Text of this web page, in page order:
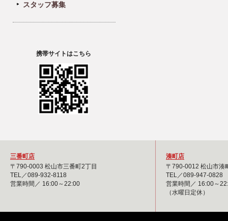
スタッフ募集
携帯サイトはこちら
三番町店
〒790-0003 松山市三番町2丁目
TEL／089-932-8118
営業時間／ 16:00～22:00
湊町店
〒790-0012 松山市湊
TEL／089-947-0828
営業時間／ 16:00～
（水曜日定休）